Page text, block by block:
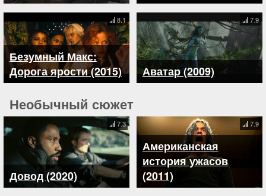
Безумный Макс:
Дорога ярости (2015)
8.1
Аватар (2009)
7.9
Необычный сюжет
Довод (2020)
7.3
Американская
история ужасов
(2011)
7.9